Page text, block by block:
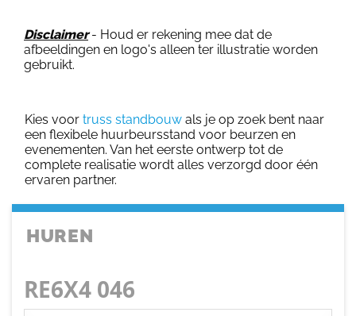
Disclaimer- Houd er rekening mee dat de
afbeeldingen en logo's alleen ter illustratie worden
gebruikt.
Kies voor truss standbouw als je op zoek bent naar
een flexibele huurbeursstand voor beurzen en
evenementen. Van het eerste ontwerp tot de
complete realisatie wordt alles verzorgd door één
ervaren partner.
HUREN
RE6X4 046